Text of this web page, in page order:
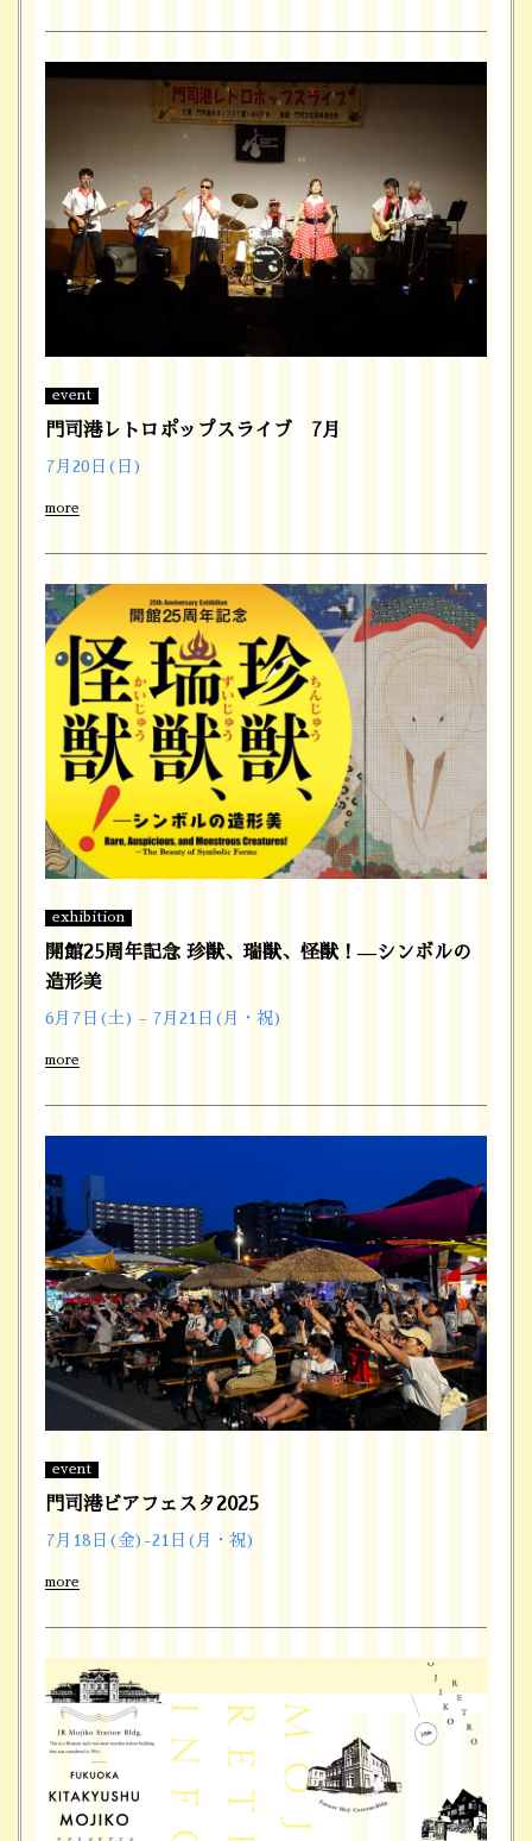
event
門司港レトロポップスライブ 7月
7月20日(日)
more
exhibition
開館25周年記念 珍獣、瑞獣、怪獣！—シンボルの
造形美
6月7日(土) - 7月21日(月・祝)
more
event
門司港ビアフェスタ2025
7月18日(金)-21日(月・祝)
more